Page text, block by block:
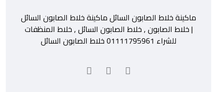
ماكينة خلاط الصابون السائل ماكينة خلاط الصابون السائل
| خلاط الصابون , خلاط الصابون السائل , خلاط المنظفات
للشراء 01111795961 خلاط الصابون السائل